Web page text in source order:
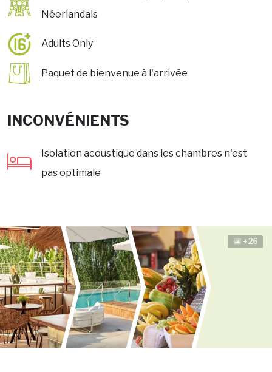
Néerlandais
Adults Only
Paquet de bienvenue à l'arrivée
INCONVÉNIENTS
Isolation acoustique dans les chambres n'est
pas optimale
+26